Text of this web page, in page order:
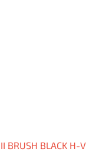
BRUSH BLACK H-V